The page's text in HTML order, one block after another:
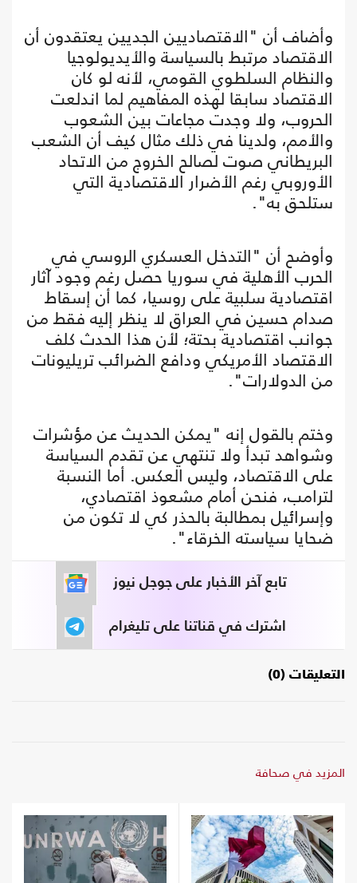
وأضاف أن "الاقتصاديين الجديين يعتقدون أن
الاقتصاد مرتبط بالسياسة والأيديولوجيا
والنظام السلطوي القومي، لأنه لو كان
الاقتصاد سابقا لهذه المفاهيم لما اندلعت
الحروب، ولا وجدت مجاعات بين الشعوب
والأمم، ولدينا في ذلك مثال كيف أن الشعب
البريطاني صوت لصالح الخروج من الاتحاد
الأوروبي رغم الأضرار الاقتصادية التي
ستلحق به".
وأوضح أن "التدخل العسكري الروسي في
الحرب الأهلية في سوريا حصل رغم وجود آثار
اقتصادية سلبية على روسيا، كما أن إسقاط
صدام حسين في العراق لا ينظر إليه فقط من
جوانب اقتصادية بحتة؛ لأن هذا الحدث كلف
الاقتصاد الأمريكي ودافع الضرائب تريليونات
من الدولارات".
وختم بالقول إنه "يمكن الحديث عن مؤشرات
وشواهد تبدأ ولا تنتهي عن تقدم السياسة
على الاقتصاد، وليس العكس. أما النسبة
لترامب، فنحن أمام مشعوذ اقتصادي،
وإسرائيل بمطالبة بالحذر كي لا تكون من
ضحايا سياسته الخرقاء".
تابع آخر الأخبار على جوجل نيوز
اشترك في قناتنا على تليغرام
التعليقات (0)
المزيد في صحافة